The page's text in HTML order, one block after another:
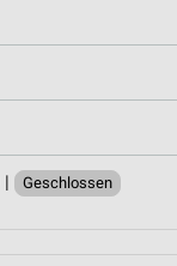
| Geschlossen